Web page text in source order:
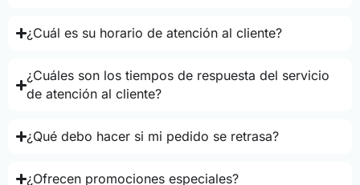
¿Cuál es su horario de atención al cliente?
¿Cuáles son los tiempos de respuesta del servicio
de atención al cliente?
¿Qué debo hacer si mi pedido se retrasa?
¿Ofrecen promociones especiales?